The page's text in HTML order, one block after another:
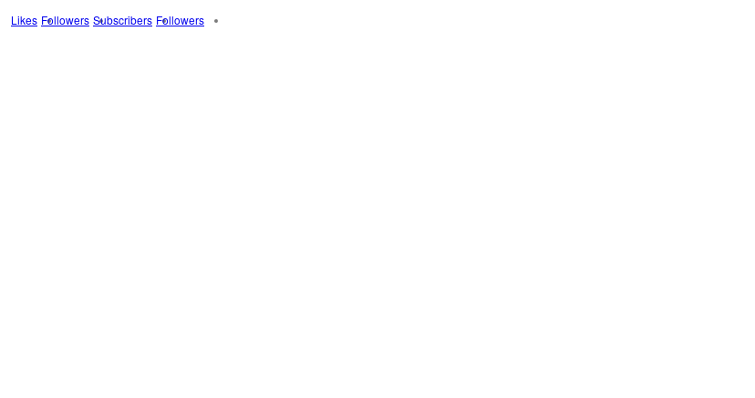
Likes Followers Subscribers Followers